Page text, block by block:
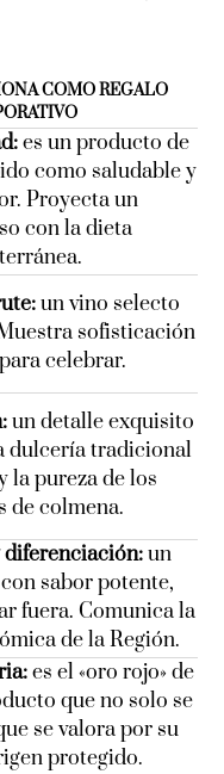
COMO REGALO
es un producto de
como saludable y
Proyecta un
con la dieta
un vino selecto
sofisticación
celebrar.
un detalle exquisito
dulcería tradicional
la pureza de los
de colmena.
un
sabor potente,
fuera. Comunica la
de la Región.
es el «oro rojo» de
que no solo se
se valora por su
protegido.